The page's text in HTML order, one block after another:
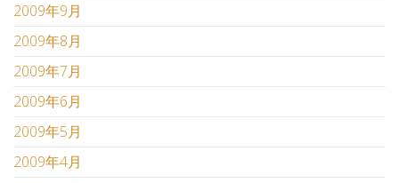
2009年9月
2009年8月
2009年7月
2009年6月
2009年5月
2009年4月